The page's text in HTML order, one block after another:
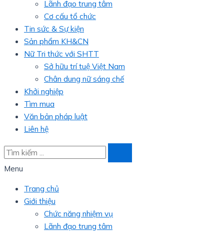
Lãnh đạo trung tâm
Cơ cấu tổ chức
Tin sức & Sự kiện
Sản phẩm KH&CN
Nữ Tri thức với SHTT
Sở hữu trí tuệ Việt Nam
Chân dung nữ sáng chế
Khởi nghiệp
Tìm mua
Văn bản pháp luật
Liên hệ
Menu
Trang chủ
Giới thiệu
Chức năng nhiệm vụ
Lãnh đạo trung tâm